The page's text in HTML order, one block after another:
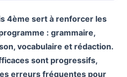
4ème sert à renforcer les
: grammaire,
vocabulaire et rédaction.
sont progressifs,
erreurs fréquentes pour